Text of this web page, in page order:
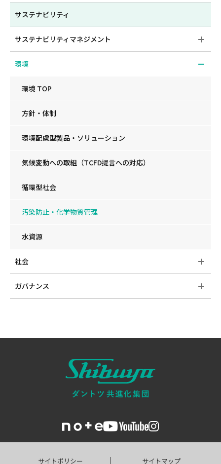
サステナビリティ
サステナビリティマネジメント
環境
環境 TOP
方針・体制
環境配慮型製品・ソリューション
気候変動への取組（TCFD提言への対応）
循環型社会
汚染防止・化学物質管理
水資源
社会
ガバナンス
サイトポリシー サイトマップ